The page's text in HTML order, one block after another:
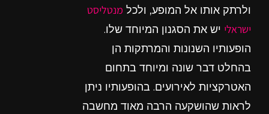
ולרתק אותו אל המופע, ולכל מנטליסט
ישראלי יש את הסגנון המיוחד שלו.
הופעותיו השנונות והמרתקות הן
בהחלט דבר שונה ומיוחד בתחום
האטרקציות לאירועים. בהופעותיו ניתן
לראות שהושקעה הרבה מאוד מחשבה